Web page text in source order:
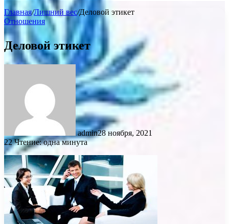
Главная/Лишний вес/Деловой этикет
Отношения
Деловой этикет
admin28 ноября, 2021
22Чтение: одна минута